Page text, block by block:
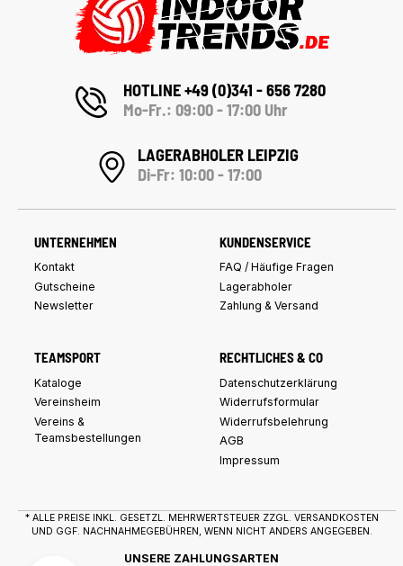
HOTLINE +49 (0)341 - 656 7280
Mo-Fr.: 09:00 - 17:00 Uhr
LAGERABHOLER LEIPZIG
Di-Fr: 10:00 - 17:00
UNTERNEHMEN
Kontakt
Gutscheine
Newsletter
KUNDENSERVICE
FAQ / Häufige Fragen
Lagerabholer
Zahlung & Versand
TEAMSPORT
Kataloge
Vereinsheim
Vereins &
Teamsbestellungen
RECHTLICHES & CO
Datenschutzerklärung
Widerrufsformular
Widerrufsbelehrung
AGB
Impressum
* ALLE PREISE INKL. GESETZL. MEHRWERTSTEUER ZZGL. VERSANDKOSTEN
UND GGF. NACHNAHMEGEBÜHREN, WENN NICHT ANDERS ANGEGEBEN.
UNSERE ZAHLUNGSARTEN